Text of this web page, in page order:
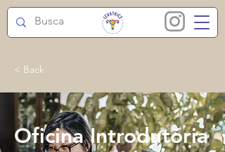
< Back
Oficina Introdutória